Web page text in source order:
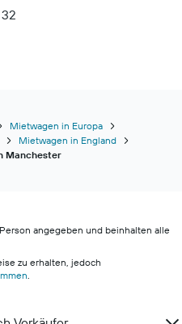
32
Mietwagen in Europa
Mietwagen in England
Manchester
angegeben und beinhalten alle
zu erhalten, jedoch